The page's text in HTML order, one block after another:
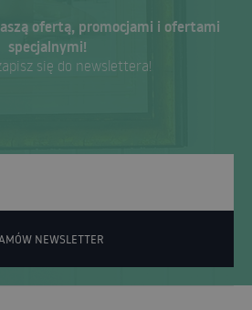
ofertą, promocjami i ofertami
specjalnymi!
się do newslettera!
NEWSLETTER